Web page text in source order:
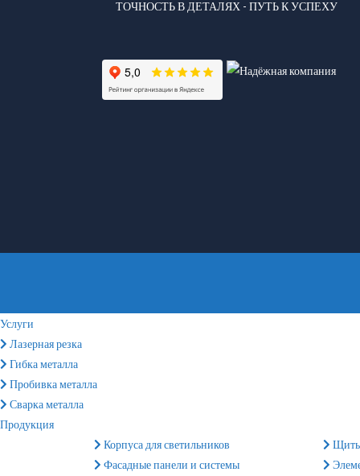
ТОЧНОСТЬ В ДЕТАЛЯХ - ПУТЬ К УСПЕХУ
Услуги
Лазерная резка
Гибка металла
Пробивка металла
Сварка металла
Продукция
Корпуса для светильников
Фасадные панели и системы